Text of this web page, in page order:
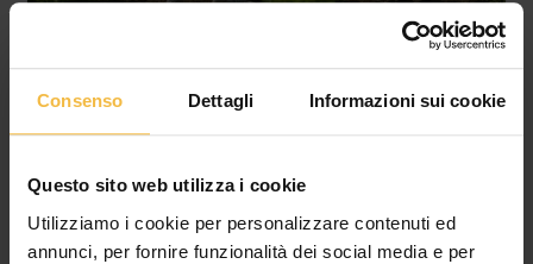
Consenso Dettagli Informazioni sui cookie
Questo sito web utilizza i cookie
Utilizziamo i cookie per personalizzare contenuti ed
annunci, per fornire funzionalità dei social media e per
IL CONSORZIO AGRARIO DI CREMONA
LANCIA IL NUOVO SERVIZIO DIGITALE PER LA
sicurezza per le aziende agricole del territorio In un contesto